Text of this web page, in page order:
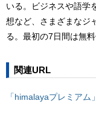
いる。ビジネスや語学
想など、さまざまなジ
る。最初の7日間は無料
関連URL
「himalayaプレミアム